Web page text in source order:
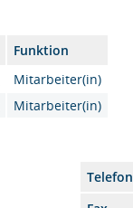
Funktion
Mitarbeiter(in)
Mitarbeiter(in)
Telefon